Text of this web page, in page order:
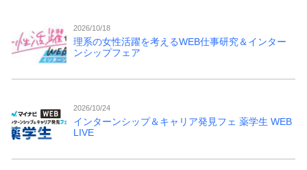
2026/10/18
理系の女性活躍を考えるWEB仕事研究＆インター
ンシップフェア
2026/10/24
インターンシップ＆キャリア発見フェ 薬学生 WEB
LIVE